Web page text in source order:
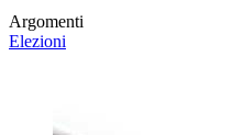
Argomenti
Elezioni